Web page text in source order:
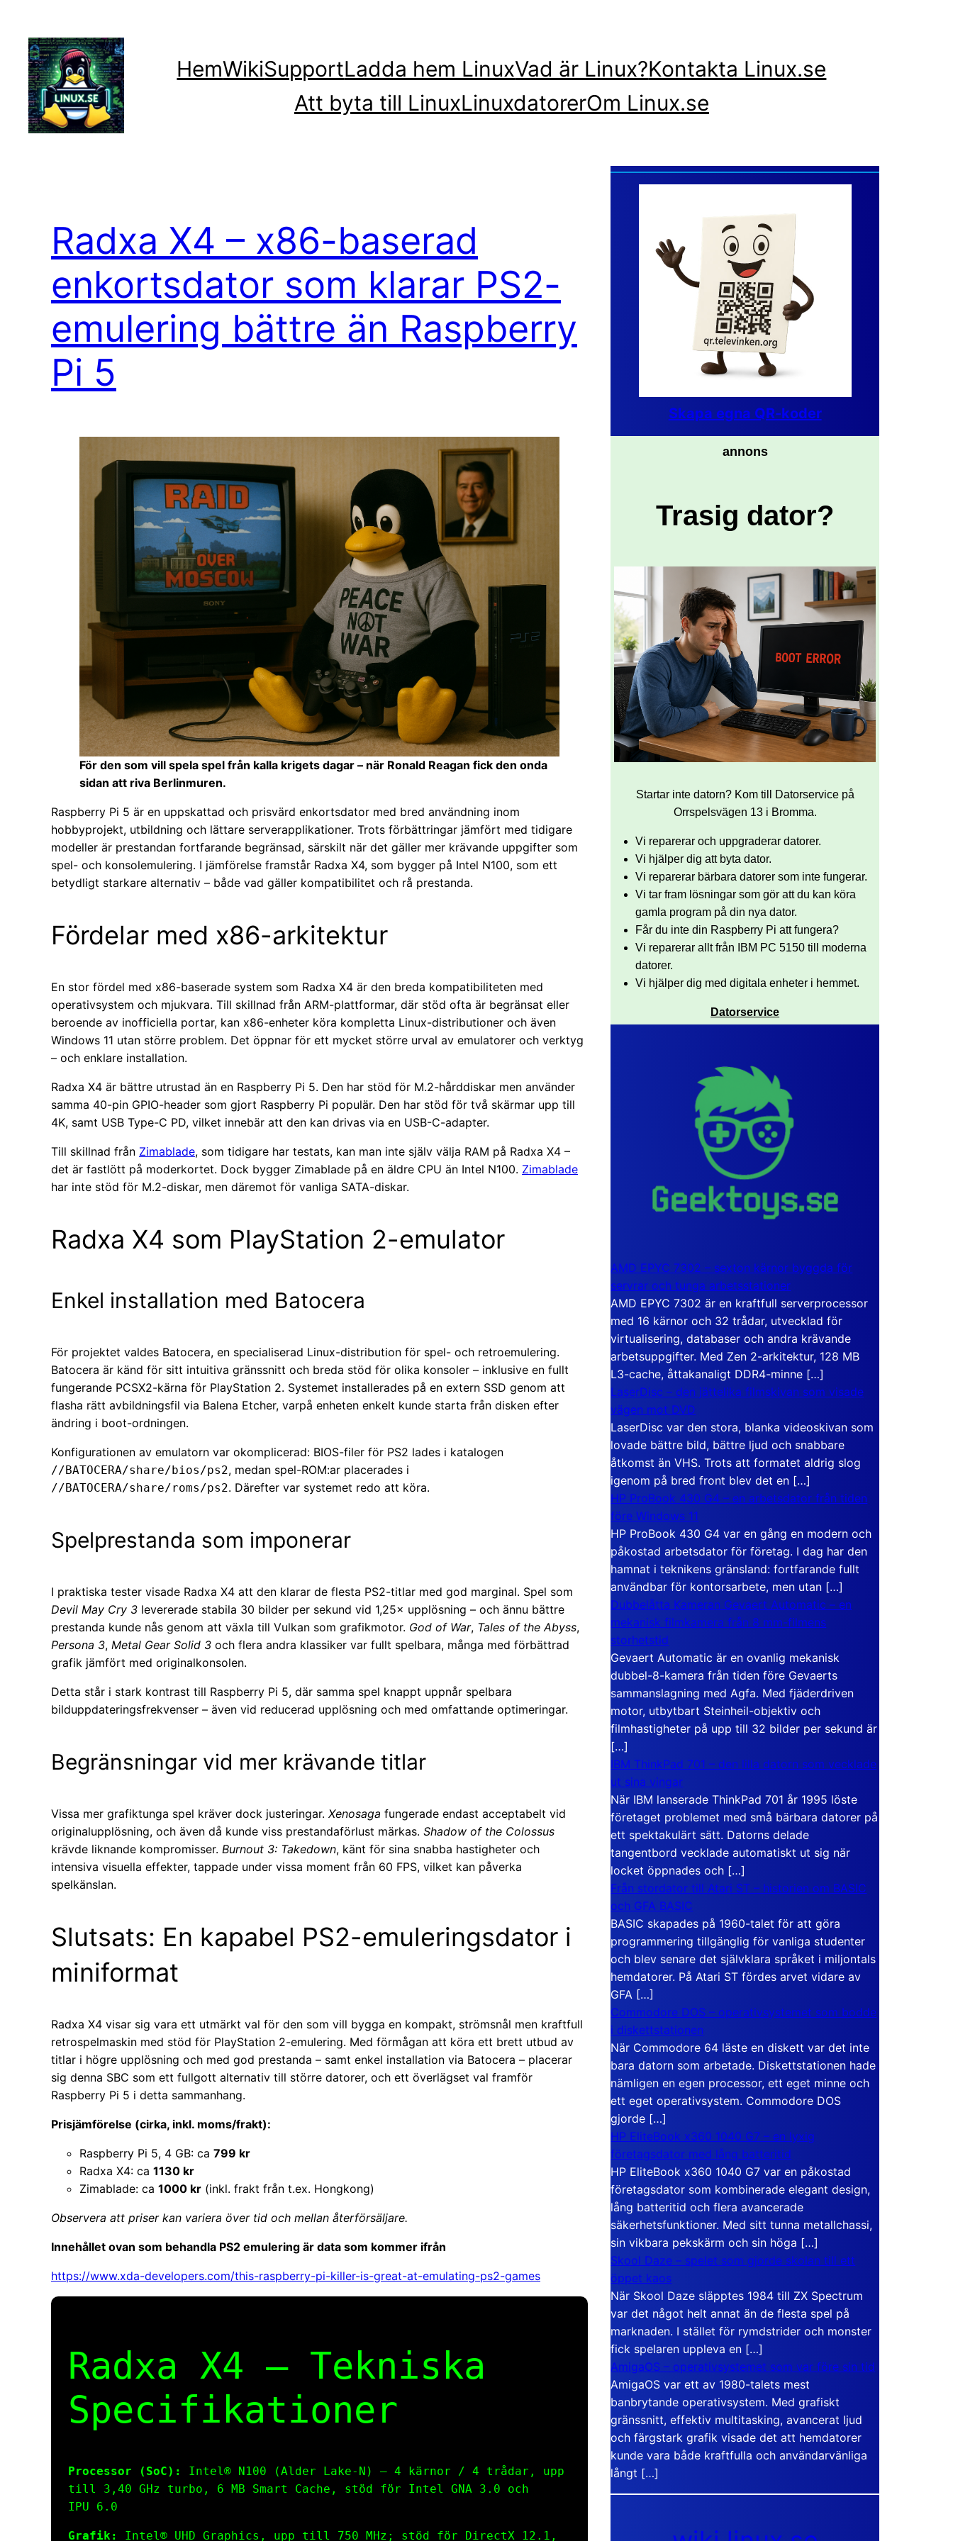
innehåll
HemWikiSupportLadda hem LinuxVad är Linux?Kontakta Linux.se
Att byta till LinuxLinuxdatorerOm Linux.se
Radxa X4 – x86-baserad
enkortsdator som klarar PS2-
emulering bättre än Raspberry
Pi 5
För den som vill spela spel från kalla krigets dagar – när Ronald Reagan fick den onda
sidan att riva Berlinmuren.
Raspberry Pi 5 är en uppskattad och prisvärd enkortsdator med bred användning inom
hobbyprojekt, utbildning och lättare serverapplikationer. Trots förbättringar jämfört med tidigare
modeller är prestandan fortfarande begränsad, särskilt när det gäller mer krävande uppgifter som
spel- och konsolemulering. I jämförelse framstår Radxa X4, som bygger på Intel N100, som ett
betydligt starkare alternativ – både vad gäller kompatibilitet och rå prestanda.
Fördelar med x86-arkitektur
En stor fördel med x86-baserade system som Radxa X4 är den breda kompatibiliteten med
operativsystem och mjukvara. Till skillnad från ARM-plattformar, där stöd ofta är begränsat eller
beroende av inofficiella portar, kan x86-enheter köra kompletta Linux-distributioner och även
Windows 11 utan större problem. Det öppnar för ett mycket större urval av emulatorer och verktyg
– och enklare installation.
Radxa X4 är bättre utrustad än en Raspberry Pi 5. Den har stöd för M.2-hårddiskar men använder
samma 40-pin GPIO-header som gjort Raspberry Pi populär. Den har stöd för två skärmar upp till
4K, samt USB Type-C PD, vilket innebär att den kan drivas via en USB-C-adapter.
Till skillnad från Zimablade, som tidigare har testats, kan man inte själv välja RAM på Radxa X4 –
det är fastlött på moderkortet. Dock bygger Zimablade på en äldre CPU än Intel N100. Zimablade
har inte stöd för M.2-diskar, men däremot för vanliga SATA-diskar.
Radxa X4 som PlayStation 2-emulator
Enkel installation med Batocera
För projektet valdes Batocera, en specialiserad Linux-distribution för spel- och retroemulering.
Batocera är känd för sitt intuitiva gränssnitt och breda stöd för olika konsoler – inklusive en fullt
fungerande PCSX2-kärna för PlayStation 2. Systemet installerades på en extern SSD genom att
flasha rätt avbildningsfil via Balena Etcher, varpå enheten enkelt kunde starta från disken efter
ändring i boot-ordningen.
Konfigurationen av emulatorn var okomplicerad: BIOS-filer för PS2 lades i katalogen
//BATOCERA/share/bios/ps2, medan spel-ROM:ar placerades i
//BATOCERA/share/roms/ps2. Därefter var systemet redo att köra.
Spelprestanda som imponerar
I praktiska tester visade Radxa X4 att den klarar de flesta PS2-titlar med god marginal. Spel som
Devil May Cry 3 levererade stabila 30 bilder per sekund vid 1,25× upplösning – och ännu bättre
prestanda kunde nås genom att växla till Vulkan som grafikmotor. God of War, Tales of the Abyss,
Persona 3, Metal Gear Solid 3 och flera andra klassiker var fullt spelbara, många med förbättrad
grafik jämfört med originalkonsolen.
Detta står i stark kontrast till Raspberry Pi 5, där samma spel knappt uppnår spelbara
bilduppdateringsfrekvenser – även vid reducerad upplösning och med omfattande optimeringar.
Begränsningar vid mer krävande titlar
Vissa mer grafiktunga spel kräver dock justeringar. Xenosaga fungerade endast acceptabelt vid
originalupplösning, och även då kunde viss prestandaförlust märkas. Shadow of the Colossus
krävde liknande kompromisser. Burnout 3: Takedown, känt för sina snabba hastigheter och
intensiva visuella effekter, tappade under vissa moment från 60 FPS, vilket kan påverka
spelkänslan.
Slutsats: En kapabel PS2-emuleringsdator i
miniformat
Radxa X4 visar sig vara ett utmärkt val för den som vill bygga en kompakt, strömsnål men kraftfull
retrospelmaskin med stöd för PlayStation 2-emulering. Med förmågan att köra ett brett utbud av
titlar i högre upplösning och med god prestanda – samt enkel installation via Batocera – placerar
sig denna SBC som ett fullgott alternativ till större datorer, och ett överlägset val framför
Raspberry Pi 5 i detta sammanhang.
Prisjämförelse (cirka, inkl. moms/frakt):
Raspberry Pi 5, 4 GB: ca 799 kr
Radxa X4: ca 1130 kr
Zimablade: ca 1000 kr (inkl. frakt från t.ex. Hongkong)
Observera att priser kan variera över tid och mellan återförsäljare.
Innehållet ovan som behandla PS2 emulering är data som kommer ifrån
https://www.xda-developers.com/this-raspberry-pi-killer-is-great-at-emulating-ps2-games
Radxa X4 – Tekniska
Specifikationer
Processor (SoC):
Intel® N100 (Alder Lake-N) – 4 kärnor / 4 trådar, upp
till 3,40 GHz turbo, 6 MB Smart Cache, stöd för Intel GNA 3.0 och
IPU 6.0
Grafik: Intel® UHD Graphics, upp till 750 MHz; stöd för DirectX 12.1,
Skapa egna QR-koder
annons
Trasig dator?
Startar inte datorn? Kom till Datorservice på
Orrspelsvägen 13 i Bromma.
Vi reparerar och uppgraderar datorer.
Vi hjälper dig att byta dator.
Vi reparerar bärbara datorer som inte fungerar.
Vi tar fram lösningar som gör att du kan köra
gamla program på din nya dator.
Får du inte din Raspberry Pi att fungera?
Vi reparerar allt från IBM PC 5150 till moderna
datorer.
Vi hjälper dig med digitala enheter i hemmet.
Datorservice
AMD EPYC 7302 – sexton kärnor byggda för
servrar och tunga arbetsstationer
AMD EPYC 7302 är en kraftfull serverprocessor
med 16 kärnor och 32 trådar, utvecklad för
virtualisering, databaser och andra krävande
arbetsuppgifter. Med Zen 2-arkitektur, 128 MB
L3-cache, åttakanaligt DDR4-minne […]
LaserDisc – den jättelika filmskivan som visade
vägen mot DVD
LaserDisc var den stora, blanka videoskivan som
lovade bättre bild, bättre ljud och snabbare
åtkomst än VHS. Trots att formatet aldrig slog
igenom på bred front blev det en […]
HP ProBook 430 G4 – en arbetsdator från tiden
före Windows 11
HP ProBook 430 G4 var en gång en modern och
påkostad arbetsdator för företag. I dag har den
hamnat i teknikens gränsland: fortfarande fullt
användbar för kontorsarbete, men utan […]
Dubbelåtta Kameran Gevaert Automatic – en
mekanisk filmkamera från 8 mm-filmens
storhetstid
Gevaert Automatic är en ovanlig mekanisk
dubbel-8-kamera från tiden före Gevaerts
sammanslagning med Agfa. Med fjäderdriven
motor, utbytbart Steinheil-objektiv och
filmhastigheter på upp till 32 bilder per sekund är
[…]
IBM ThinkPad 701 – den lilla datorn som vecklade
ut sina vingar
När IBM lanserade ThinkPad 701 år 1995 löste
företaget problemet med små bärbara datorer på
ett spektakulärt sätt. Datorns delade
tangentbord vecklade automatiskt ut sig när
locket öppnades och […]
Från stordator till Atari ST – historien om BASIC
och GFA BASIC
BASIC skapades på 1960-talet för att göra
programmering tillgänglig för vanliga studenter
och blev senare det självklara språket i miljontals
hemdatorer. På Atari ST fördes arvet vidare av
GFA […]
Commodore DOS – operativsystemet som bodde
i diskettstationen
När Commodore 64 läste en diskett var det inte
bara datorn som arbetade. Diskettstationen hade
nämligen en egen processor, ett eget minne och
ett eget operativsystem. Commodore DOS
gjorde […]
HP EliteBook x360 1040 G7 – en lyxig
företagsdator med lång batteritid
HP EliteBook x360 1040 G7 var en påkostad
företagsdator som kombinerade elegant design,
lång batteritid och flera avancerade
säkerhetsfunktioner. Med sitt tunna metallchassi,
sin vikbara pekskärm och sin höga […]
Skool Daze – spelet som gjorde skolan till ett
öppet kaos
När Skool Daze släpptes 1984 till ZX Spectrum
var det något helt annat än de flesta spel på
marknaden. I stället för rymdstrider och monster
fick spelaren uppleva en […]
AmigaOS – operativsystemet som var före sin tid
AmigaOS var ett av 1980-talets mest
banbrytande operativsystem. Med grafiskt
gränssnitt, effektiv multitasking, avancerat ljud
och färgstark grafik visade det att hemdatorer
kunde vara både kraftfulla och användarvänliga
långt […]